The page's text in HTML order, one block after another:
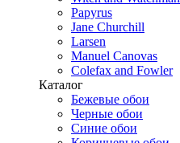
Papyrus
Jane Churchill
Larsen
Manuel Canovas
Colefax and Fowler
Каталог
Бежевые обои
Черные обои
Синие обои